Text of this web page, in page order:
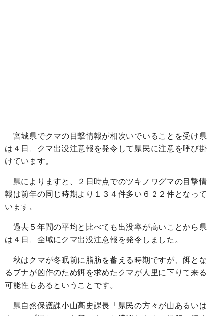
宮城県でクマの目撃情報が相次いでいることを受け県
は４日、クマ出没注意報を発令して県民に注意を呼び掛
けています。
県によりますと、２日時点でのツキノワグマの目撃情
報は前年の同じ時期より１３４件多い６２２件となって
います。
過去５年間の平均と比べても出没率が高いことから県
は４日、全域にクマ出没注意報を発令しました。
秋はクマが冬眠前に脂肪を蓄える時期ですが、餌とな
るブナが凶作のため餌を求めたクマが人里に下りて来る
可能性もあるということです。
県自然保護課小山高史課長「県民の方々が山あるいは